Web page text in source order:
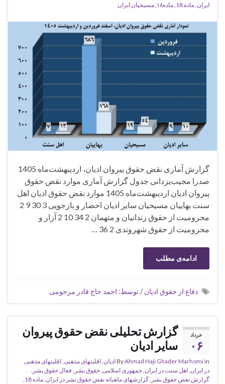
ایران ماده 18 ماده۱۸ مسیحیان ایران
گزارش آماری نقض حقوق پیروان ادیان، اردیبهشت‌ماه 1405
صدرا مجیب‌یزدانی جدول گزارش آماری موارد نقض حقوق
پیروان ادیان اردیبهشت‌ماه 1405 موارد نقض حقوق ادیان اهل
سنت بهاییان مسیحیان سایر ادیان احضار و بازجویی 3 30 9 2
محرومیت از حقوق زندانیان و متهمان 2 34 10 2 آزار و
محرومیت از حقوق شهروندی 2 36 …
ادامه‌ی مطلب
دفاع از حقوق ادیان / توسط: احمد حاج قادر مرحومی
خرداد
۰۶
گزارش تحلیلی نقض حقوق پیروان
سایر ادیان
ByAhmad Haji Ghader Marhomiin ادیان,اقلیتهای مذهبی,اقلیتهای مذهبی
در ایران,اهل سنت در ایران,جمهوری اسلامی,حقوق بشر , فعال حقوق بشر ,
گزارش نقض حقوق بشر ,گزارشهای ماهیانه نقض حقوق بشر در ایران,ماده 18
,